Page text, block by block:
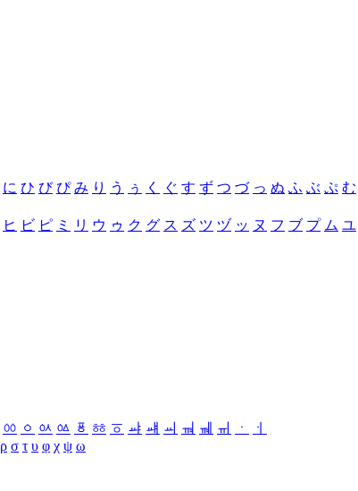
に ひ び ぴ み り う ぅ く ぐ す ず つ づ っ ぬ ふ ぶ ぷ む
ヒ ビ ピ ミ リ ウ ゥ ク グ ス ズ ツ ヅ ッ ヌ フ ブ プ ム ユ
ㆀ ㆁ ㆂ ㆃ ㆄ ㆅ ㆆ ㆇ ㆈ ㆉ ㆊ ㆋ ㆌ ㆍ
ㆎ
ρ σ τ υ φ χ ψ ω